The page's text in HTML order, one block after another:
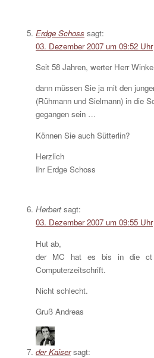
Erdge Schoss sagt:
03. Dezember 2007 um 09:52 Uhr
Seit 58 Jahren, werter Herr
dann müssen Sie ja mit den
(Rühmann und Sielmann) in die
gegangen sein …
Können Sie auch Sütterlin?
Herzlich
Ihr Erdge Schoss
Herbert sagt:
03. Dezember 2007 um 09:55 Uhr
Hut ab,
der MC hat es bis in die ct
Computerzeitschrift.
Nicht schlecht.
Gruß Andreas
der Kaiser sagt: